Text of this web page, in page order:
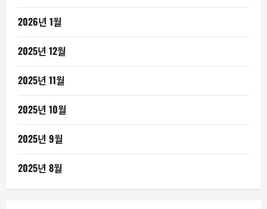
2026년 1월
2025년 12월
2025년 11월
2025년 10월
2025년 9월
2025년 8월